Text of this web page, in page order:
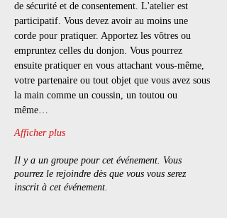
de sécurité et de consentement. L'atelier est
participatif. Vous devez avoir au moins une
corde pour pratiquer. Apportez les vôtres ou
empruntez celles du donjon. Vous pourrez
ensuite pratiquer en vous attachant vous-même,
votre partenaire ou tout objet que vous avez sous
la main comme un coussin, un toutou ou
même…
Afficher plus
Il y a un groupe pour cet événement. Vous
pourrez le rejoindre dès que vous vous serez
inscrit à cet événement.